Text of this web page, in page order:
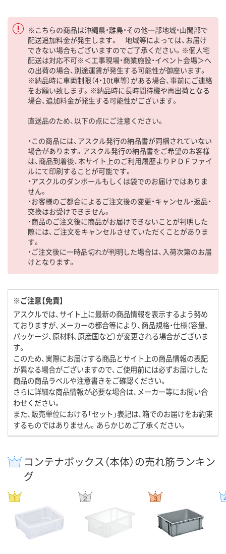
※こちらの商品は沖縄県・離島・その他一部地域・山間部で
配送追加料金が発生します。 地域等によっては、お届け
できない場合もございますのでご了承ください。※個人宅
配送は対応不可※＜工事現場・商業施設・イベント会場＞へ
の出荷の場合、別途運賃が発生する可能性が御座います。
※納品時に車両制限（4・10t車等）がある場合、事前にご連絡
をお願い致します。※納品時に長時間待機や再出荷となる
場合、追加料金が発生する可能性がございます。
直送品のため、以下の点にご注意ください。
・この商品には、アスクル発行の納品書が同梱されていない
場合があります。アスクル発行の納品書をご希望のお客様
は、商品到着後、本サイト上のご利用履歴よりＰＤＦファイ
ルにて印刷することが可能です。
・アスクルのダンボールもしくは袋でのお届けではありま
せん。
・お客様のご都合によるご注文後の変更・キャンセル・返品・
交換はお受けできません。
・商品のご注文後に商品がお届けできないことが判明した
際には、ご注文をキャンセルさせていただくことがありま
す。
・ご注文後に一時品切れが判明した場合は、入荷次第のお届
けとなります。
※ご注意【免責】
アスクルでは、サイト上に最新の商品情報を表示するよう努め
ておりますが、メーカーの都合等により、商品規格・仕様（容量、
パッケージ、原材料、原産国など）が変更される場合がございま
す。
このため、実際にお届けする商品とサイト上の商品情報の表記
が異なる場合がございますので、ご使用前には必ずお届けした
商品の商品ラベルや注意書きをご確認ください。
さらに詳細な商品情報が必要な場合は、メーカー等にお問い合
わせください。
また、販売単位における「セット」表記は、箱でのお届けをお約束
するものではありません。あらかじめご了承ください。
コンテナボックス（本体）の売れ筋ランキン
グ